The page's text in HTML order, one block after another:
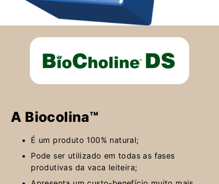
A Biocolina™
É um produto 100% natural;
Pode ser utilizado em todas as fases
produtivas da vaca leiteira;